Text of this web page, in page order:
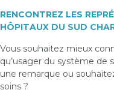
RENCONTREZ LES
HÔPITAUX DU SUD
Vous souhaitez mieux
qu’usager du système de
une remarque ou
soins ?